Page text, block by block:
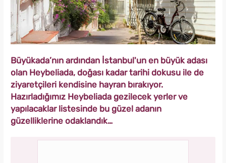
Büyükada’nın ardından İstanbul'un en büyük adası
olan Heybeliada, doğası kadar tarihi dokusu ile de
ziyaretçileri kendisine hayran bırakıyor.
Hazırladığımız Heybeliada gezilecek yerler ve
yapılacaklar listesinde bu güzel adanın
güzelliklerine odaklandık…